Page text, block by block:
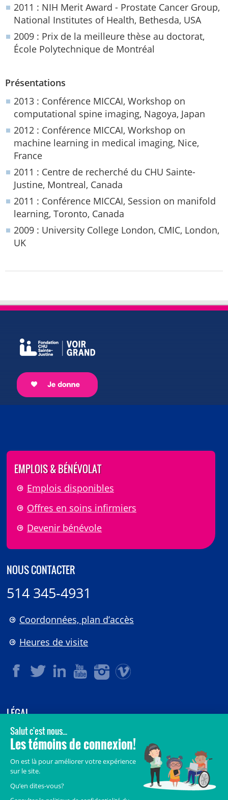
2011 : NIH Merit Award - Prostate Cancer Group,
National Institutes of Health, Bethesda, USA
2009 : Prix de la meilleure thèse au doctorat,
École Polytechnique de Montréal
Présentations
2013 : Conférence MICCAI, Workshop on
computational spine imaging, Nagoya, Japan
2012 : Conférence MICCAI, Workshop on
machine learning in medical imaging, Nice,
France
2011 : Centre de recherché du CHU Sainte-
Justine, Montreal, Canada
2011 : Conférence MICCAI, Session on manifold
learning, Toronto, Canada
2009 : University College London, CMIC, London,
UK
EMPLOIS & BÉNÉVOLAT
Emplois disponibles
Offres en soins infirmiers
Devenir bénévole
NOUS CONTACTER
514 345-4931
Coordonnées, plan d’accès
Heures de visite
LÉGAL
© 2006-2026CHU Sainte-Justine.
Tous droits réservés.
Crédits
Accès aux documents des organismes publics